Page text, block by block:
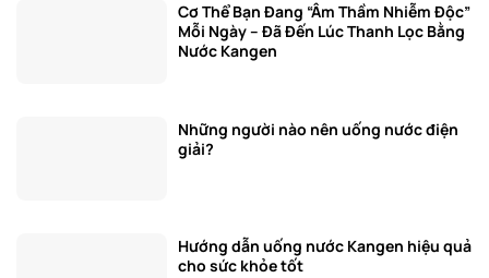
Cơ Thể Bạn Đang “Âm Thầm Nhiễm Độc”
Mỗi Ngày – Đã Đến Lúc Thanh Lọc Bằng
Nước Kangen
Những người nào nên uống nước điện
giải?
Hướng dẫn uống nước Kangen hiệu quả
cho sức khỏe tốt